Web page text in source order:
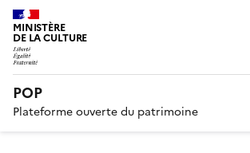
MINISTÈRE
DE LA CULTURE
POP
Plateforme ouverte du patrimoine